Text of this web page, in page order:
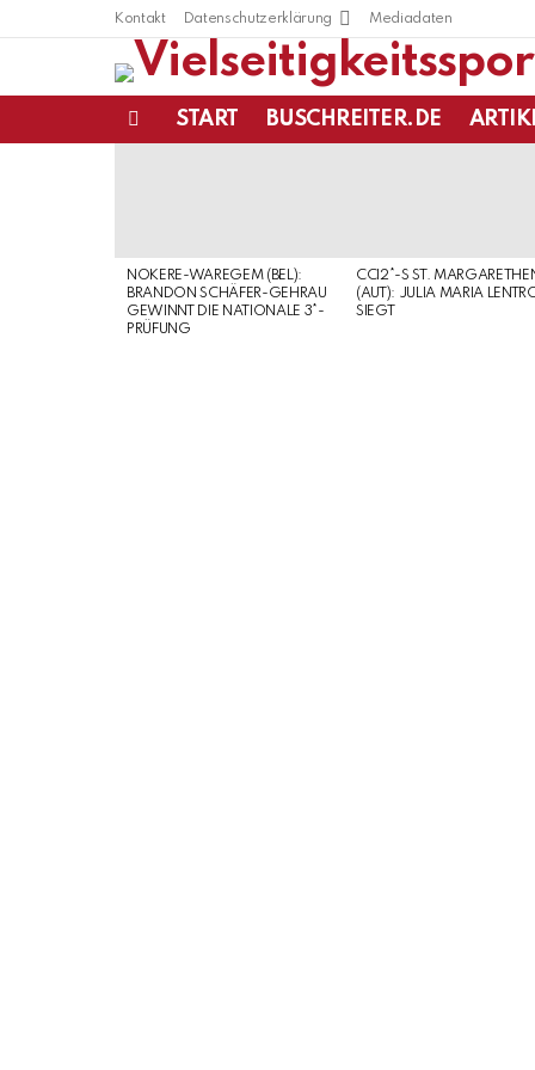
Kontakt Datenschutzerklärung Mediadaten
START BUSCHREITER.DE
NOKERE-WAREGEM (BEL):
BRANDON SCHÄFER-GEHRAU
GEWINNT DIE NATIONALE 3*-
PRÜFUNG
CCI2*-S ST.
(AUT): JULIA MARIA
SIEGT